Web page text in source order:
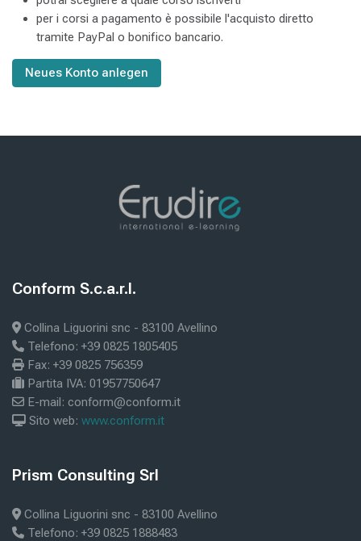
per i corsi a pagamento è possibile l'acquisto diretto
tramite PayPal o bonifico bancario.
Neues Konto anlegen
Blöcke
Conform S.c.a.r.l. überspringen
Conform S.c.a.r.l.
Collina Liguorini snc - 83100 Avellino
Telefono: +39 0825 1805405
Fax: +39 0825 756359
Partita IVA: 01957750647
E-mail: conform@conform.it
Sito web: www.conform.it
Blöcke
Prism Consulting Srl überspringen
Prism Consulting Srl
Collina Liguorini snc - 83100 Avellino
Telefono: +39 0825 1888483